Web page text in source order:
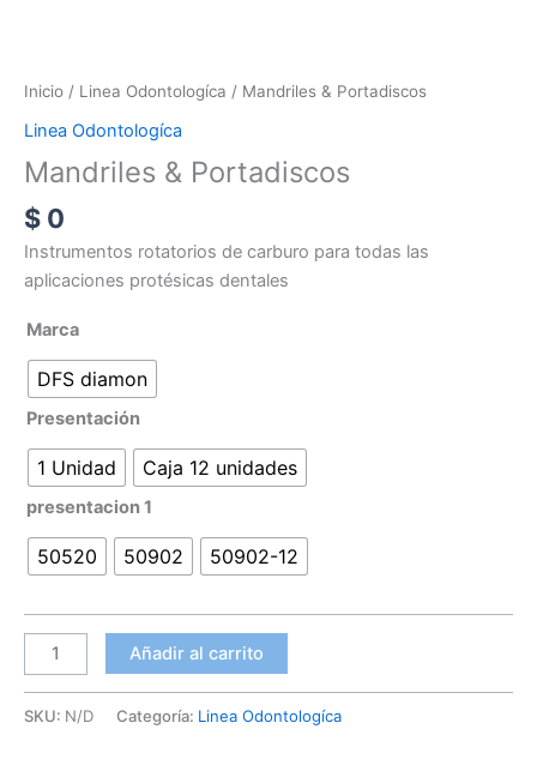
Inicio / Linea Odontologíca / Mandriles & Portadiscos
Linea Odontologíca
Mandriles & Portadiscos
$ 0
Instrumentos rotatorios de carburo para todas las
aplicaciones protésicas dentales
Marca
DFS diamon
Presentación
1 Unidad Caja 12 unidades
presentacion 1
50520 50902 50902-12
Añadir al carrito
SKU: N/D Categoría: Linea Odontologíca